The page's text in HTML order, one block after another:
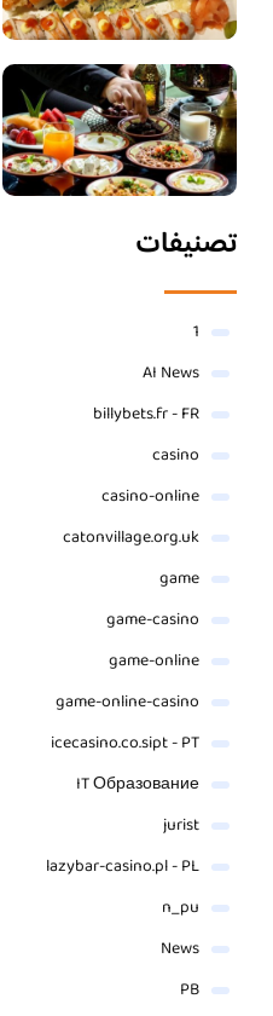
تصنيفات
1
AI News
billybets.fr - FR
casino
casino-online
catonvillage.org.uk
game
game-casino
game-online
game-online-casino
icecasino.co.sipt - PT
IT Образование
jurist
lazybar-casino.pl - PL
n_pu
News
PB